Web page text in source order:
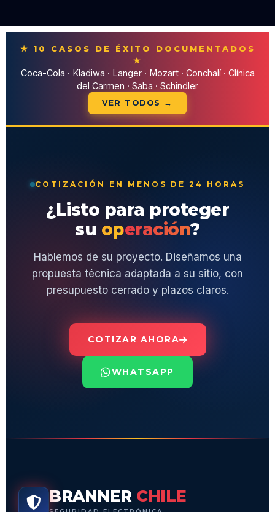
★ 10 CASOS DE ÉXITO DOCUMENTADOS
★
Coca-Cola · Kladiwa · Langer · Mozart · Conchalí · Clínica
del Carmen · Saba · Schindler
VER TODOS →
COTIZACIÓN EN MENOS DE 24 HORAS
¿Listo para proteger
su operación?
Hablemos de su proyecto. Diseñamos una
propuesta técnica adaptada a su sitio, con
presupuesto cerrado y plazos claros.
COTIZAR AHORA
WHATSAPP
BRANNER CHILE